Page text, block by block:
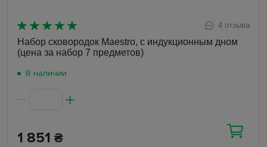
4 отзыва
Набор сковородок Maestro, с индукционным дном
(цена за набор 7 предметов)
В наличии
1 851 ₴